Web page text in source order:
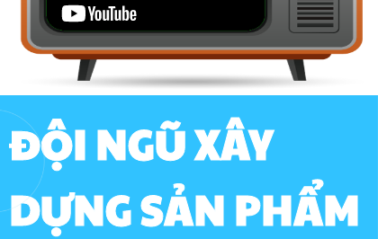
ĐỘI NGŨ XÂY
DỰNG SẢN PHẨM